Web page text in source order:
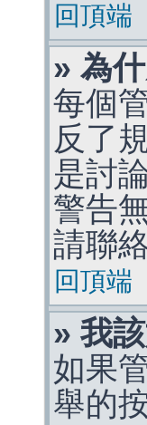
回頂端
» 為
每個
反了
是討
警告
請聯
回頂端
» 我
如果
舉的